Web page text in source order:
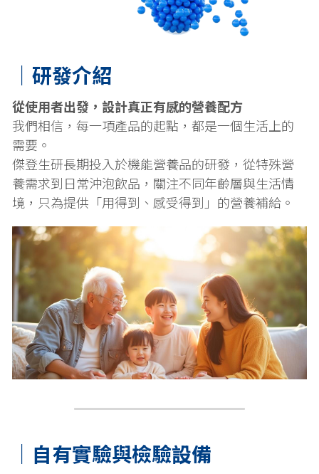
｜研發介紹
從使用者出發，設計真正有感的營養配方
我們相信，每一項產品的起點，都是一個生活上的
需要。
傑登生研長期投入於機能營養品的研發，從特殊營
養需求到日常沖泡飲品，關注不同年齡層與生活情
境，只為提供「用得到、感受得到」的營養補給。
｜自有實驗與檢驗設備